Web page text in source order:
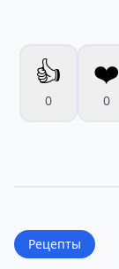
👍
0
❤️
0
Рецепты